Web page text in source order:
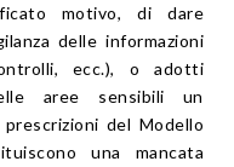
motivo, di dare
delle informazioni
ecc.), o adotti
aree sensibili un
del Modello
una mancata